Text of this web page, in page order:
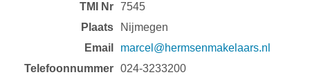
7545
Nijmegen
marcel@hermsenmakelaars.nl
024-3233200